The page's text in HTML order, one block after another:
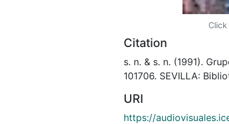
Citation
s. n. & s. n. (1991).
101706. SEVILLA:
URI
https://